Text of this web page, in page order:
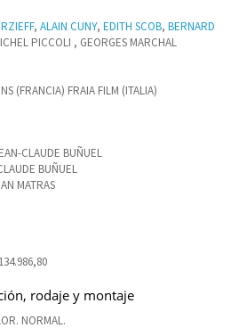
, ALAIN CUNY, EDITH SCOB, BERNARD
PICCOLI , GEORGES MARCHAL
(FRANCIA) FRAIA FILM (ITALIA)
CLAUDE BUÑUEL
BUÑUEL
MATRAS
rodaje y montaje
NORMAL.